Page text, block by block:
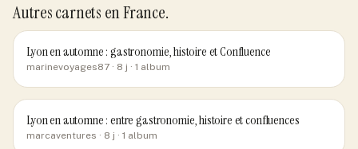
Autres carnets en France.
Lyon en automne : gastronomie, histoire et Confluence
marinevoyages87 · 8 j · 1 album
Lyon en automne : entre gastronomie, histoire et confluences
marcaventures · 8 j · 1 album